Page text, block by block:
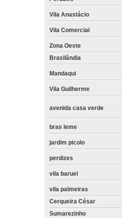
Vila Anastácio
Vila Comercial
Zona Oeste
Brasilândia
Mandaqui
Vila Guilherme
avenida casa verde
bras leme
jardim picolo
perdizes
vila baruel
vila palmeiras
Cerqueira César
Sumarezinho